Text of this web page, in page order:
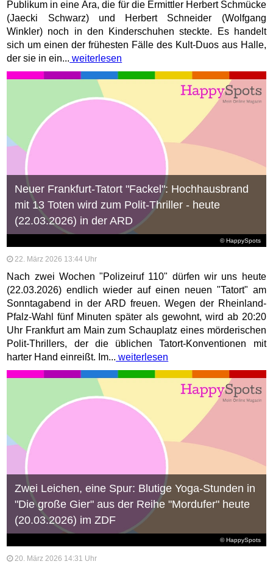
Publikum in eine Ära, die für die Ermittler Herbert Schmücke
(Jaecki Schwarz) und Herbert Schneider (Wolfgang
Winkler) noch in den Kinderschuhen steckte. Es handelt
sich um einen der frühesten Fälle des Kult‑Duos aus Halle,
der sie in ein... weiterlesen
© HappySpots
Neuer Frankfurt-Tatort "Fackel": Hochhausbrand
mit 13 Toten wird zum Polit-Thriller - heute
(22.03.2026) in der ARD
22. März 2026 13:44 Uhr
Nach zwei Wochen "Polizeiruf 110" dürfen wir uns heute
(22.03.2026) endlich wieder auf einen neuen "Tatort" am
Sonntagabend in der ARD freuen. Wegen der Rheinland-
Pfalz-Wahl fünf Minuten später als gewohnt, wird ab 20:20
Uhr Frankfurt am Main zum Schauplatz eines mörderischen
Polit-Thrillers, der die üblichen Tatort-Konventionen mit
harter Hand einreißt. Im... weiterlesen
© HappySpots
Zwei Leichen, eine Spur: Blutige Yoga-Stunden in
"Die große Gier" aus der Reihe "Mordufer" heute
(20.03.2026) im ZDF
20. März 2026 14:31 Uhr